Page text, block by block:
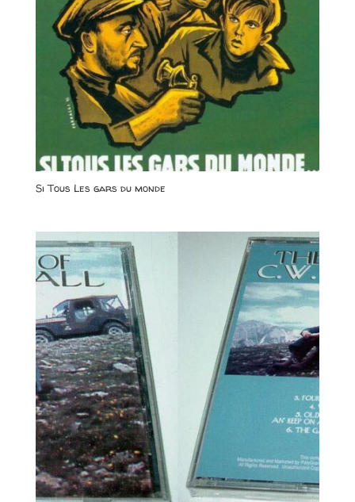
Si Tous Les gars du monde